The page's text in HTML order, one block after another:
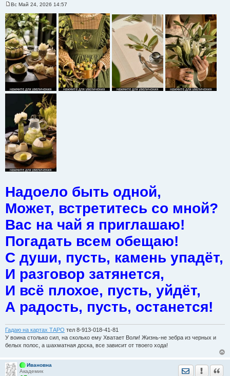
о
о
б
щ
е
н
и
е
Вс Май 24, 2026 14:57
Надоело быть одной,
Может, встретитесь со мной?
Вас на чай я приглашаю!
Погадать всем обещаю!
С души, пусть, камень упадёт,
И разговор затянется,
И всё плохое, пусть, уйдёт,
А радость, пусть, останется!
Гадаю на картах ТАРО тел 8-913-018-41-81
У воина столько сил, на сколько ему Хватает Воли! Жизнь-не зебра из черных и
белых полос, а шахматная доска, все зависит от твоего хода!
Ивановна
Академик
Отправить